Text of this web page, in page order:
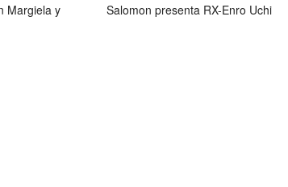
Margiela y
Salomon presenta RX-Enro Uchi